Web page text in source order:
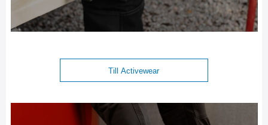
Till Activewear